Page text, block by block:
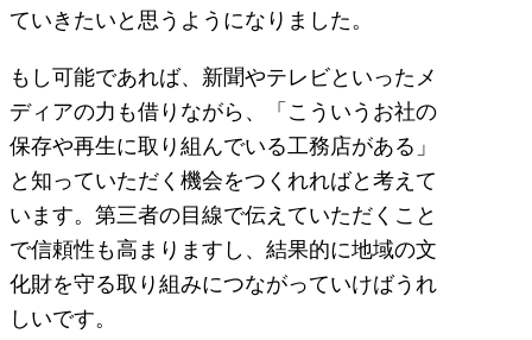
ていきたいと思うようになりました。
もし可能であれば、新聞やテレビといったメ
ディアの力も借りながら、「こういうお社の
保存や再生に取り組んでいる工務店がある」
と知っていただく機会をつくれればと考えて
います。第三者の目線で伝えていただくこと
で信頼性も高まりますし、結果的に地域の文
化財を守る取り組みにつながっていけばうれ
しいです。